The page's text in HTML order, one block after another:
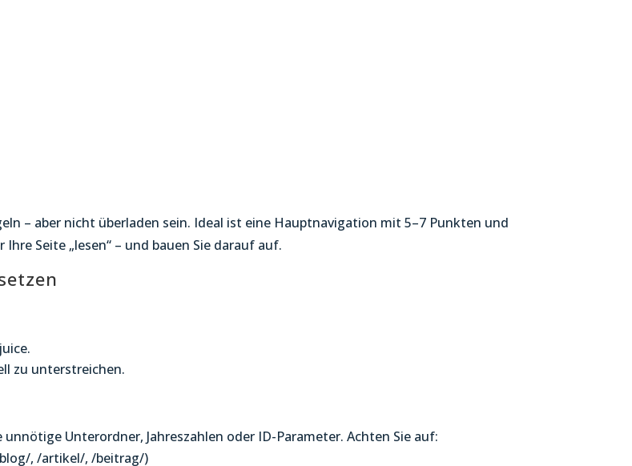
– aber nicht überladen sein. Ideal ist eine Hauptnavigation mit 5–7 Punkten und
Seite „lesen“ – und bauen Sie darauf auf.
zu unterstreichen.
Unterordner, Jahreszahlen oder ID-Parameter. Achten Sie auf:
, /artikel/, /beitrag/)